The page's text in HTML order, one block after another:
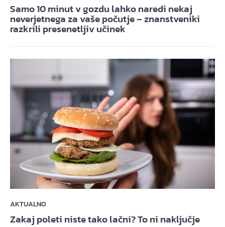
Samo 10 minut v gozdu lahko naredi nekaj
neverjetnega za vaše počutje – znanstveniki
razkrili presenetljiv učinek
AKTUALNO
Zakaj poleti niste tako lačni? To ni naključje